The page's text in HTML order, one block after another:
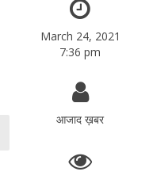
March 24, 2021
7:36 pm
आजाद ख़बर